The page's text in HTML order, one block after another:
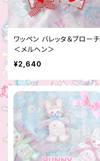
ワッペン バレッタ＆ブローチ
＜メルヘン＞
¥2,640